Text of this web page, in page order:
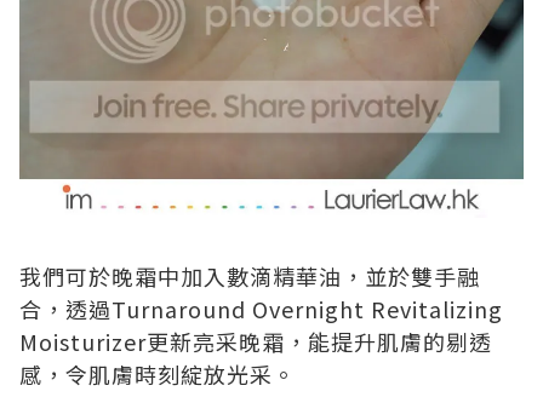
我們可於晚霜中加入數滴精華油，並於雙手融
合，透過Turnaround Overnight Revitalizing
Moisturizer更新亮采晚霜，能提升肌膚的剔透
感，令肌膚時刻綻放光采。